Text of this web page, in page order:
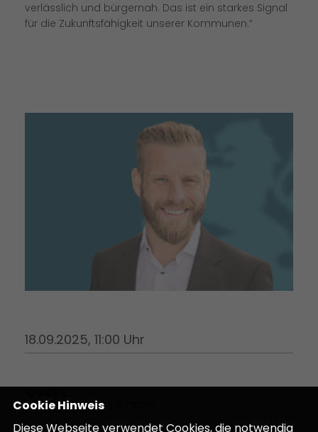
verlässlich und bürgernah. Das ist ein starkes Signal
für die Zukunftsfähigkeit unserer Kommunen.“
18.09.2025, 11:00 Uhr
Quelle:
Maximilian Schimmel
Cookie Hinweis
Diese Webseite verwendet Cookies, die notwendig